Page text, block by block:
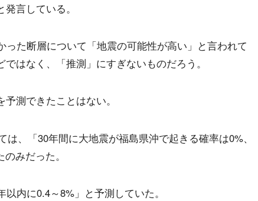
言している。
った断層について「地震の可能性が高い」と言われて
はなく、「推測」にすぎないものだろう。
測できたことはない。
は、「30年間に大地震が福島県沖で起きる確率は0%、
みだった。
内に0.4～8%」と予測していた。